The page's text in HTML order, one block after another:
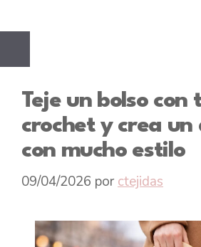
Teje un bolso con
crochet y crea un
con mucho estilo
09/04/2026 por ctejidas